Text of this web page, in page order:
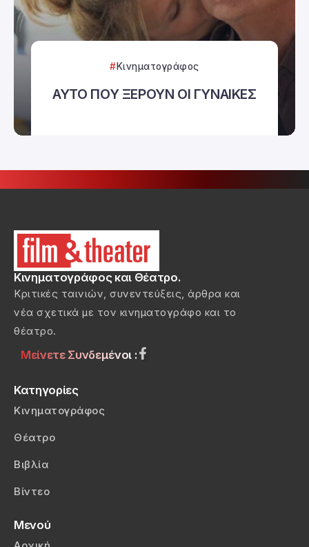
Κινηματογράφος
ΑΥΤΟ ΠΟΥ ΞΕΡΟΥΝ ΟΙ ΓΥΝΑΙΚΕΣ
Κινηματογράφος και Θέατρο.
Κριτικές ταινιών, συνεντεύξεις, άρθρα και
νέα σχετικά με τον κινηματογράφο και το
θέατρο.
Μείνετε Συνδεμένοι :
Κατηγορίες
Κινηματογράφος
Θέατρο
Βιβλία
Βίντεο
Μενού